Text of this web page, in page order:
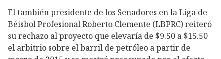
El también presidente de los Senadores en la Liga de
Béisbol Profesional Roberto Clemente (LBPRC) reiteró
su rechazo al proyecto que elevaría de $9.50 a $15.50
el arbitrio sobre el barril de petróleo a partir de